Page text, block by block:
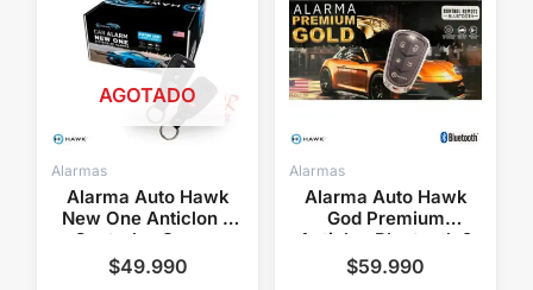
AGOTADO
Alarmas
Alarma Auto Hawk
New One Anticlon 2
Controles Sensor
Impacto
$49.990
Alarmas
Alarma Auto Hawk
God Premium
Anticlon Bluetooth 2
Controles
$59.990